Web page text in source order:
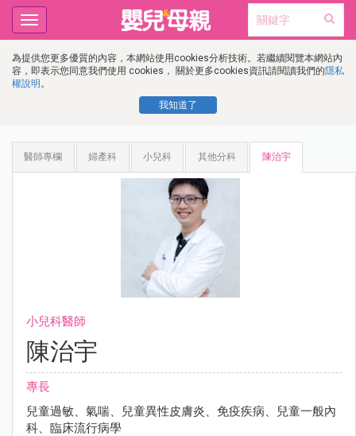
為提供您更多優質的內容，本網站使用cookies分析技術。若繼續閱覽本網站內
容，即表示您同意我們使用 cookies， 關於更多cookies資訊請閱讀我們的隱私
權說明 。
我知道了
Toggle
navigation
醫師專欄 婦產科 小兒科 其他分科 陳治宇
小兒科醫師
陳治宇
專長
兒童過敏、氣喘、兒童異性皮膚炎、免疫疾病、兒童一般內
科、臨床流行病學